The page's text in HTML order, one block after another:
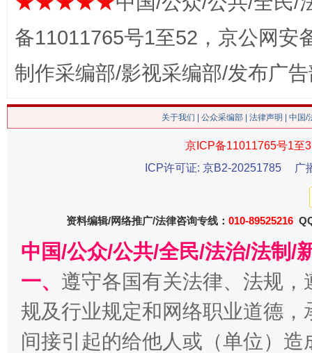
习近平的博鳌关键词
魏明
“刷贴”乱象丛生
生
备11011765号1至52，京公网安
制作采编部/影视采编部/发布广
关于我们 公众采编部 法律声明 | 中国
京ICP备11011765号1至
ICP许可证: 京B2-20251785
广
资料编辑/网络推广/法律咨询专线： 010-89525216
中国/公众/公共/全民/法治/法制/
一、 遵守各国有关法律、法规
规及行业规定和网络职业道德
间接引起的给他人或（单位）